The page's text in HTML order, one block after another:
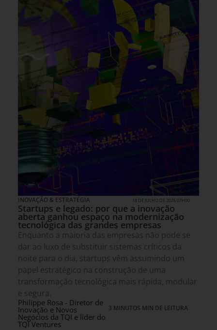
INOVAÇÃO & ESTRATÉGIA 18 DE JULHO DE 2026 07H00
Startups e legado: por que a inovação
aberta ganhou espaço na modernização
tecnológica das grandes empresas
Enquanto a maioria das empresas não pode se
dar ao luxo de substituir sistemas críticos da
noite para o dia, startups vêm assumindo um
papel estratégico na construção de uma
transformação tecnológica mais rápida, modular
e segura.
Philippe Rosa - Diretor de
Inovação e Novos
Negócios da TQI e líder do
TQI Ventures
3 MINUTOS MIN DE LEITURA